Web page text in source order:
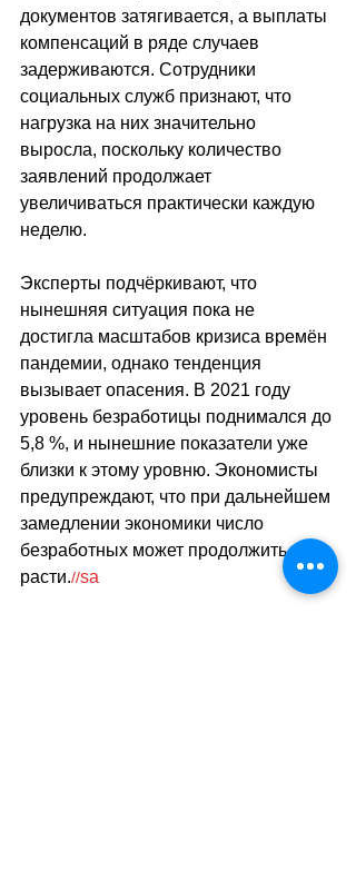
документов затягивается, а выплаты
компенсаций в ряде случаев
задерживаются. Сотрудники
социальных служб признают, что
нагрузка на них значительно
выросла, поскольку количество
заявлений продолжает
увеличиваться практически каждую
неделю.
Эксперты подчёркивают, что
нынешняя ситуация пока не
достигла масштабов кризиса времён
пандемии, однако тенденция
вызывает опасения. В 2021 году
уровень безработицы поднимался до
5,8 %, и нынешние показатели уже
близки к этому уровню. Экономисты
предупреждают, что при дальнейшем
замедлении экономики число
безработных может продолжить
расти.//sa